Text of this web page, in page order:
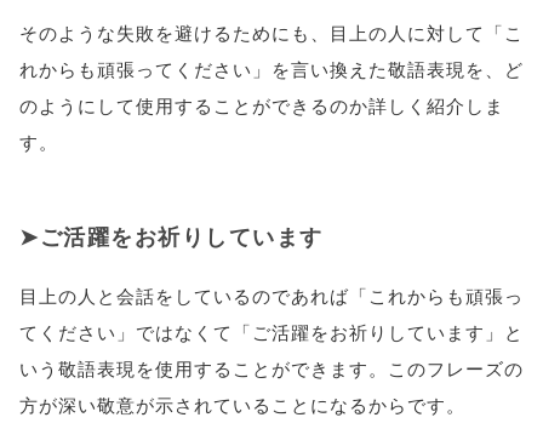
そのような失敗を避けるためにも、目上の人に対して「こ
れからも頑張ってください」を言い換えた敬語表現を、ど
のようにして使用することができるのか詳しく紹介しま
す。
ご活躍をお祈りしています
目上の人と会話をしているのであれば「これからも頑張っ
てください」ではなくて「ご活躍をお祈りしています」と
いう敬語表現を使用することができます。このフレーズの
方が深い敬意が示されていることになるからです。